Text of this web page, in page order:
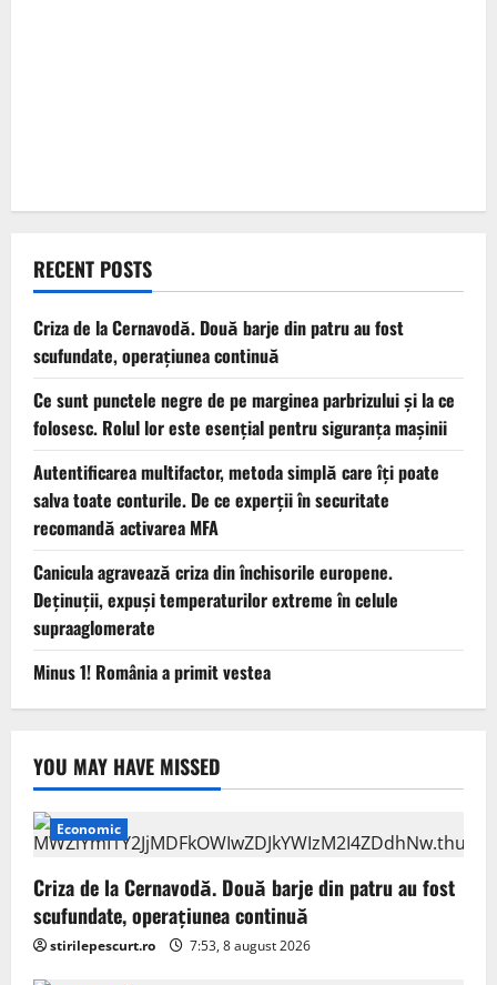
RECENT POSTS
Criza de la Cernavodă. Două barje din patru au fost
scufundate, operațiunea continuă
Ce sunt punctele negre de pe marginea parbrizului și la ce
folosesc. Rolul lor este esențial pentru siguranța mașinii
Autentificarea multifactor, metoda simplă care îți poate
salva toate conturile. De ce experții în securitate
recomandă activarea MFA
Canicula agravează criza din închisorile europene.
Deținuții, expuși temperaturilor extreme în celule
supraaglomerate
Minus 1! România a primit vestea
YOU MAY HAVE MISSED
Economic
Criza de la Cernavodă. Două barje din patru au fost
scufundate, operațiunea continuă
stirilepescurt.ro 7:53, 8 august 2026